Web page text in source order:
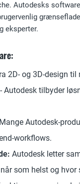
Autodesks
eksperter.
2D- og 3D-design
tilbyder
Mange Autodesk-
workflows.
Autodesk letter
som helst og hvor